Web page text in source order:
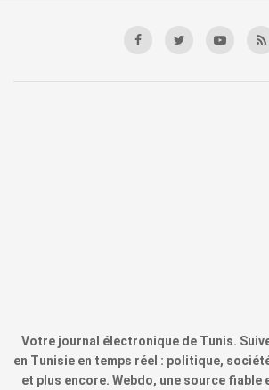
Votre journal électronique de Tunis.
en Tunisie en temps réel : politique,
et plus encore. Webdo, une source fiable